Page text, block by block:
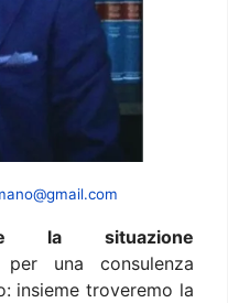
la situazione
una consulenza
insieme troveremo la